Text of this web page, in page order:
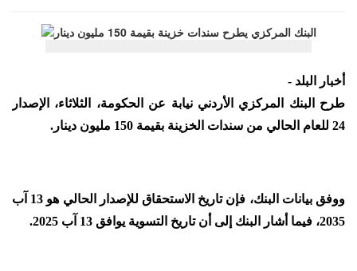
أخبار البلد -
طرح البنك المركزي الأردني نيابة عن الحكومة، الثلاثاء، الإصدار
24 للعام الحالي من سندات الخزينة بقيمة 150 مليون دينار.
ووفق بيانات البنك، فإن تاريخ الاستحقاق للإصدار الحالي هو 13 آب
2035، فيما أشار البنك إلى أن تاريخ التسوية يوافق 13 آب 2025.